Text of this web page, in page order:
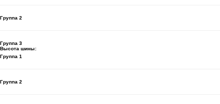
Группа 2
Группа 3
Высота шины:
Группа 1
Группа 2